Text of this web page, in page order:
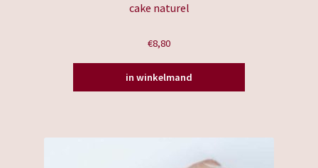
cake naturel
€8,80
in winkelmand